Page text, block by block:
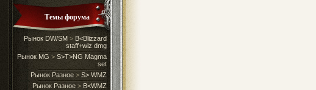
Темы форума
Рынок DW/SM > B<Blizzard
staff+wiz dmg
Рынок MG > S>T>NG Magma
set
Рынок Разное > S> WMZ
Рынок Разное > B<WMZ